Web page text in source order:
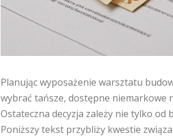
Planując wyposażenie warsztatu
wybrać tańsze, dostępne niemarkowe
Ostateczna decyzja zależy nie tylko od
Poniższy tekst przybliży kwestie